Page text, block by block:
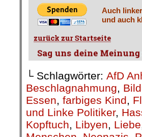
Auch
und auch
└ Schlagwörter: AfD
Beschlagnahmung,
Essen, farbiges Kind,
und Linke Politiker,
Kopftuch, Libyen, Liebe